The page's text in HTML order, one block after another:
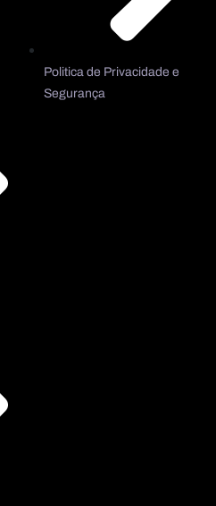
Politica de Privacidade e
Segurança